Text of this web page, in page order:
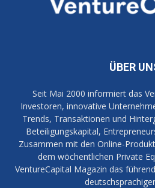
ÜBER
Seit Mai 2000 informiert das
Investoren, innovative
Trends, Transaktionen und
Beteiligungskapital,
Zusammen mit den Online-
dem wöchentlichen Private
VentureCapital Magazin das